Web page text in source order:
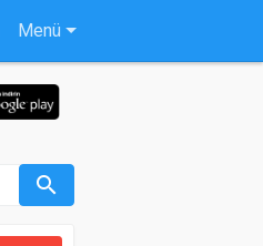
Menü
search